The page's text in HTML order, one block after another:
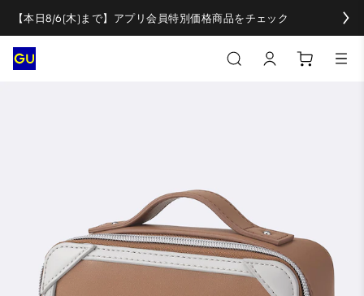
【本日8/6(木)まで】アプリ会員特別価格商品をチェック